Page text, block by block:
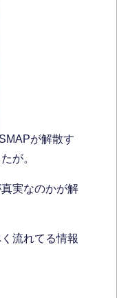
SMAPが解散す
が。
実なのかが解
流れてる情報